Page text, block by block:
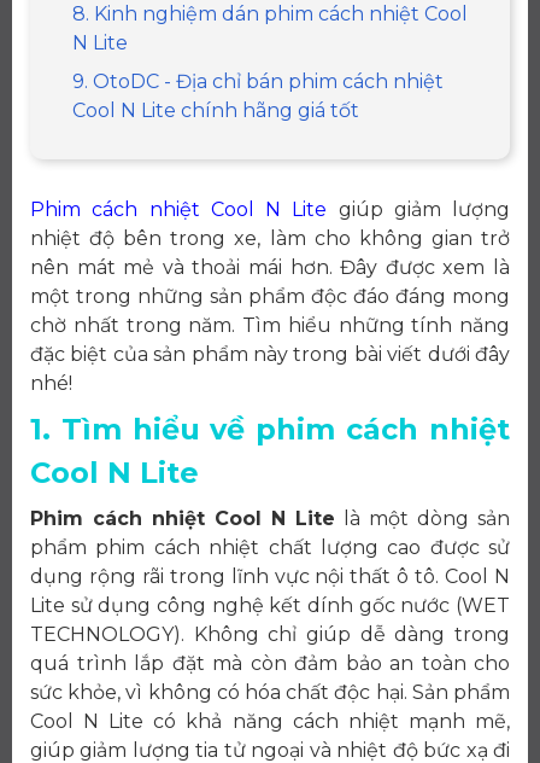
8. Kinh nghiệm dán phim cách nhiệt Cool
N Lite
9. OtoDC - Địa chỉ bán phim cách nhiệt
Cool N Lite chính hãng giá tốt
Phim cách nhiệt Cool N Lite giúp giảm lượng
nhiệt độ bên trong xe, làm cho không gian trở
nên mát mẻ và thoải mái hơn. Đây được xem là
một trong những sản phẩm độc đáo đáng mong
chờ nhất trong năm. Tìm hiểu những tính năng
đặc biệt của sản phẩm này trong bài viết dưới đây
nhé!
1. Tìm hiểu về phim cách nhiệt
Cool N Lite
Phim cách nhiệt Cool N Lite là một dòng sản
phẩm phim cách nhiệt chất lượng cao được sử
dụng rộng rãi trong lĩnh vực nội thất ô tô. Cool N
Lite sử dụng công nghệ kết dính gốc nước (WET
TECHNOLOGY). Không chỉ giúp dễ dàng trong
quá trình lắp đặt mà còn đảm bảo an toàn cho
sức khỏe, vì không có hóa chất độc hại. Sản phẩm
Cool N Lite có khả năng cách nhiệt mạnh mẽ,
giúp giảm lượng tia tử ngoại và nhiệt độ bức xạ đi